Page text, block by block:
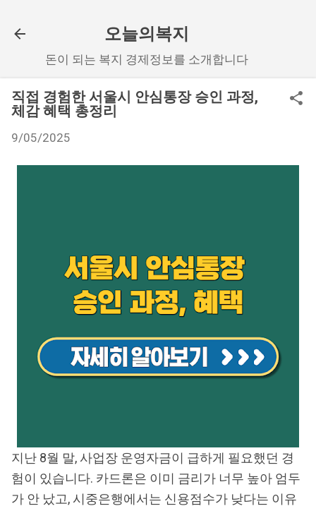
오늘의복지
돈이 되는 복지 경제정보를 소개합니다
직접 경험한 서울시 안심통장 승인 과정,
체감 혜택 총정리
9/05/2025
지난 8월 말, 사업장 운영자금이 급하게 필요했던 경
험이 있습니다. 카드론은 이미 금리가 너무 높아 엄두
가 안 났고, 시중은행에서는 신용점수가 낮다는 이유